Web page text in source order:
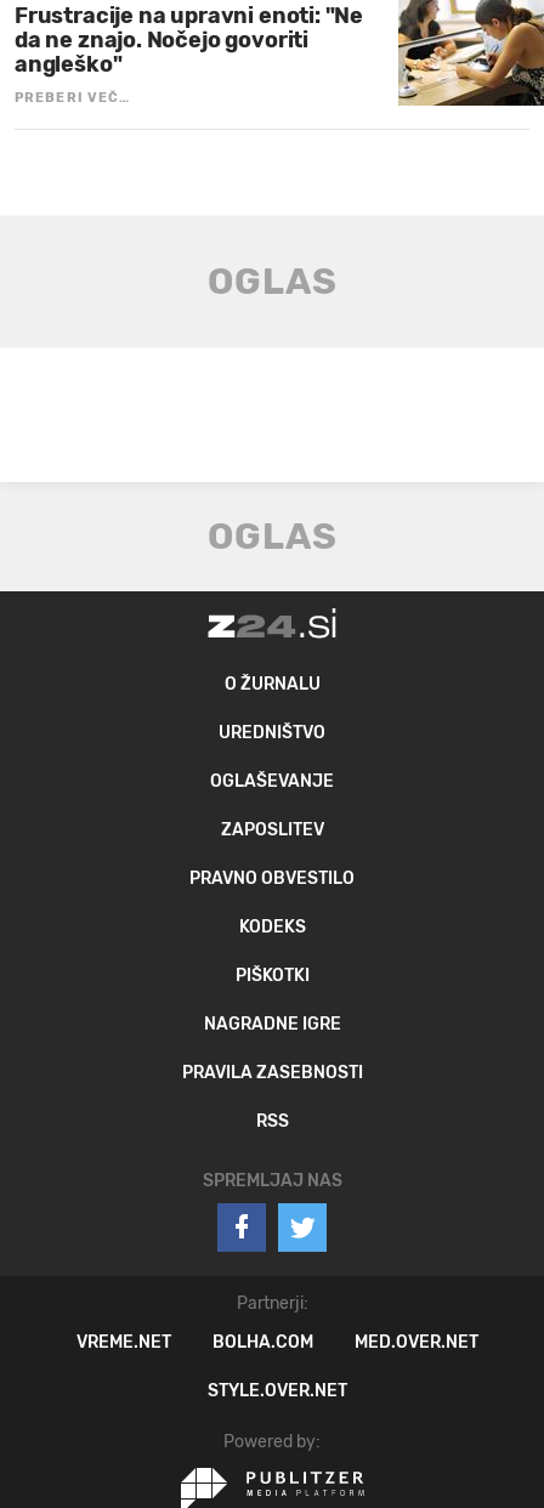
Frustracije na upravni enoti: "Ne
da ne znajo. Nočejo govoriti
angleško"
PREBERI VEČ…
O ŽURNALU
UREDNIŠTVO
OGLAŠEVANJE
ZAPOSLITEV
PRAVNO OBVESTILO
KODEKS
PIŠKOTKI
NAGRADNE IGRE
PRAVILA ZASEBNOSTI
RSS
SPREMLJAJ NAS
Partnerji:
VREME.NET
BOLHA.COM MED.OVER.NET
STYLE.OVER.NET
Powered by: